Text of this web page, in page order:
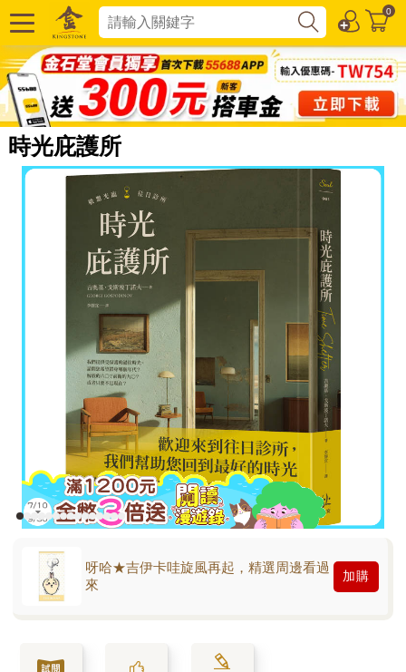
0
時光庇護所
呀哈★吉伊卡哇旋風再起，精選周邊看過
來
加購